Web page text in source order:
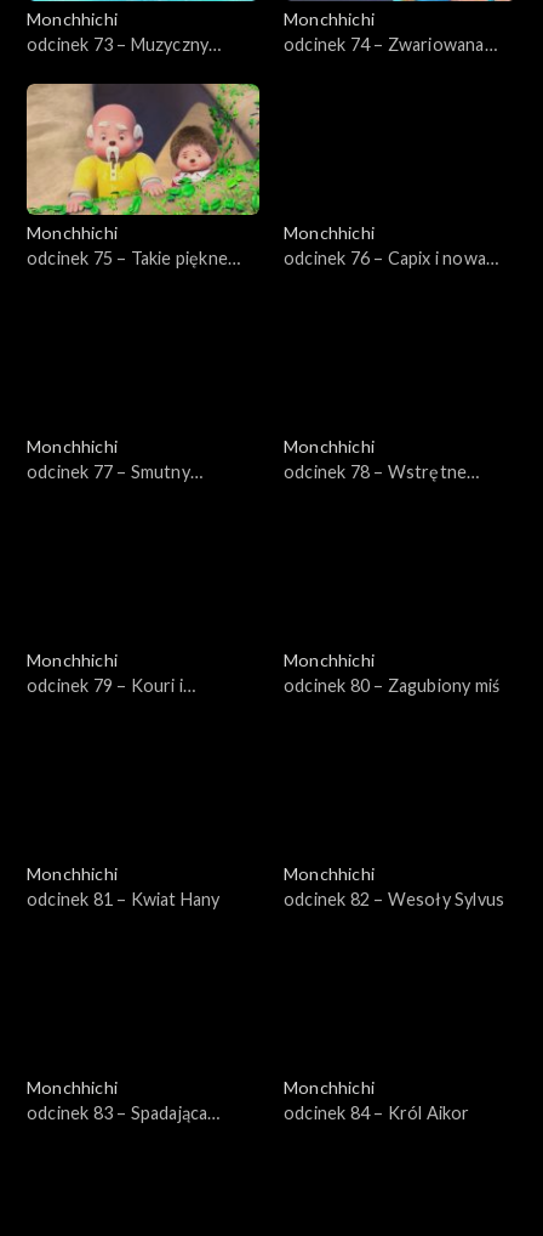
Monchhichi
odcinek 73 – Muzyczny
Monchhichi
odcinek 74 – Zwariowana
Monchhichi
odcinek 75 – Takie piękne
Monchhichi
odcinek 76 – Capix i nowa
Monchhichi
odcinek 77 – Smutny
Monchhichi
odcinek 78 – Wstrętne
Monchhichi
odcinek 79 – Kouri i
Monchhichi
odcinek 80 – Zagubiony miś
Monchhichi
odcinek 81 – Kwiat Hany
Monchhichi
odcinek 82 – Wesoły Sylvus
Monchhichi
odcinek 83 – Spadająca
Monchhichi
odcinek 84 – Król Aikor